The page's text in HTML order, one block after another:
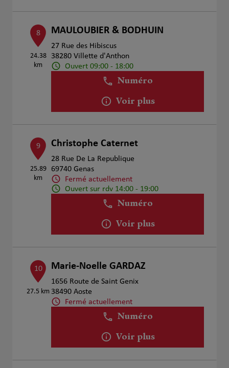
8
24.38
km
MAULOUBIER & BODHUIN
27 Rue des Hibiscus
38280 Villette d'Anthon
Ouvert 09:00 - 18:00
Numéro
Voir plus
9
25.89
km
Christophe Caternet
28 Rue De La Republique
69740 Genas
Fermé actuellement
Ouvert sur rdv 14:00 - 19:00
Numéro
Voir plus
10
27.5 km
Marie-Noelle GARDAZ
1656 Route de Saint Genix
38490 Aoste
Fermé actuellement
Numéro
Voir plus